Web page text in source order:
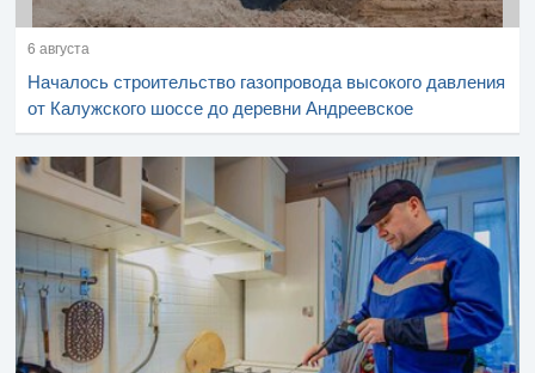
6 августа
Началось строительство газопровода высокого давления
от Калужского шоссе до деревни Андреевское